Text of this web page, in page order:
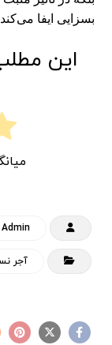
بسزایی ایفا
این
Admin
آجر